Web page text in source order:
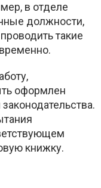
в отделе
должности,
такие
оформлен
книжку.